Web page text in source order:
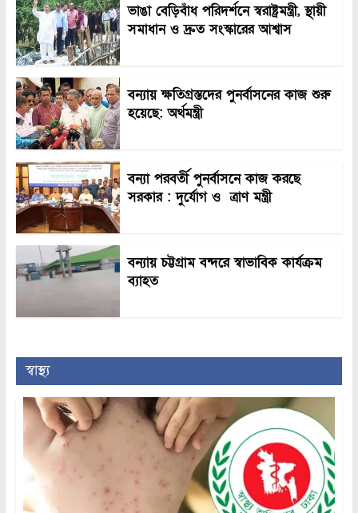
ভাঙা বেড়িবাঁধ পরিদর্শনে স্বরাষ্ট্রমন্ত্রী, স্থায়ী
সমাধান ও দ্রুত সংস্কারের আশ্বাস
বন্যায় ক্ষতিগ্রস্তদের পুনর্বাসনের কাজ শুরু
হয়েছে: অর্থমন্ত্রী
বন্যা পরবর্তী পুনর্বাসনে কাজ করছে
সরকার : দুর্যোগ ও ত্রাণ মন্ত্রী
বন্যায় চট্টগ্রাম বন্দরে স্বাভাবিক কার্যক্রম
ব্যাহত
স্বাস্থ্য